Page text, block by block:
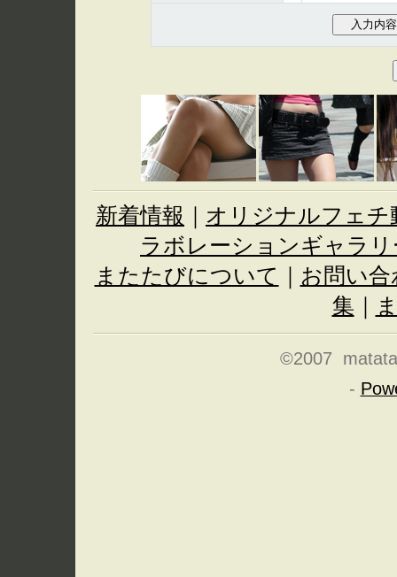
新着情報
オリジナルフェチ
ラボレーションギャラリ
またたびについて
お問い合
集
©2007
-